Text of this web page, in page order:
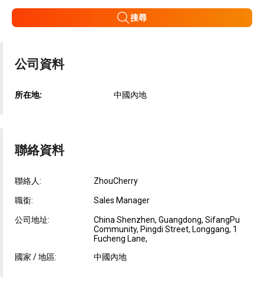
搜尋
公司資料
所在地: 中國內地
聯絡資料
聯絡人: ZhouCherry
職銜: Sales Manager
公司地址:
China Shenzhen, Guangdong, SifangPu
Community, Pingdi Street, Longgang, 1
Fucheng Lane,
國家 / 地區:
中國內地